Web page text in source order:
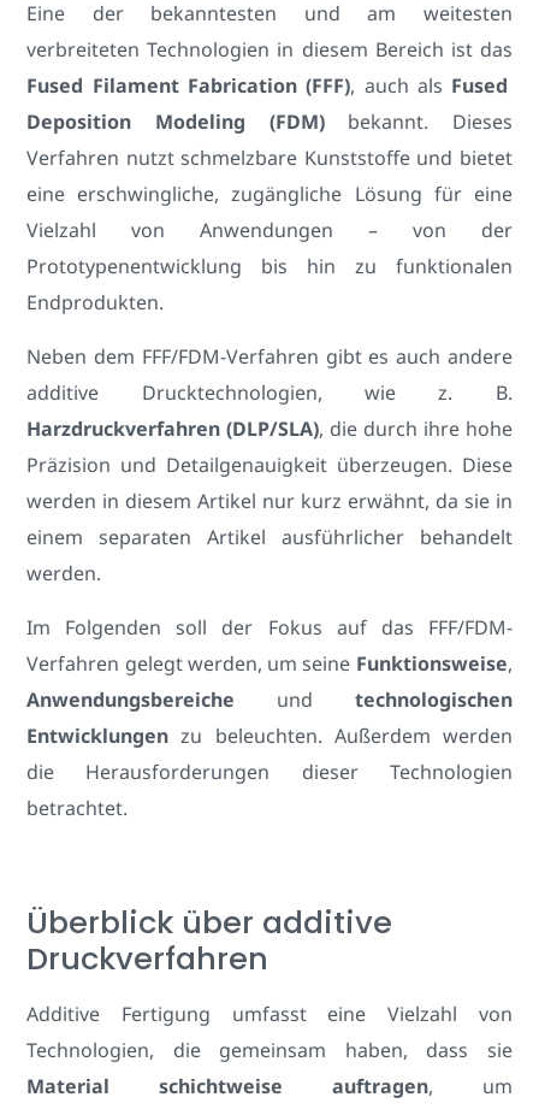
Eine der bekanntesten und am weitesten
verbreiteten Technologien in diesem Bereich ist das
Fused Filament Fabrication (FFF), auch als Fused
Deposition Modeling (FDM)bekannt. Dieses
Verfahren nutzt schmelzbare Kunststoffe und bietet
eine erschwingliche, zugängliche Lösung für eine
Vielzahl von Anwendungen – von der
Prototypenentwicklung bis hin zu funktionalen
Endprodukten.
Neben dem FFF/FDM-Verfahren gibt es auch andere
additive Drucktechnologien, wie z. B.
Harzdruckverfahren (DLP/SLA), die durch ihre hohe
Präzision und Detailgenauigkeit überzeugen. Diese
werden in diesem Artikel nur kurz erwähnt, da sie in
einem separaten Artikel ausführlicher behandelt
werden.
Im Folgenden soll der Fokus auf das FFF/FDM-
Verfahren gelegt werden, um seine Funktionsweise,
Anwendungsbereiche und technologischen
Entwicklungen zu beleuchten. Außerdem werden
die Herausforderungen dieser Technologien
betrachtet.
Überblick über additive
Druckverfahren
Additive Fertigung umfasst eine Vielzahl von
Technologien, die gemeinsam haben, dass sie
Material schichtweise auftragen, um